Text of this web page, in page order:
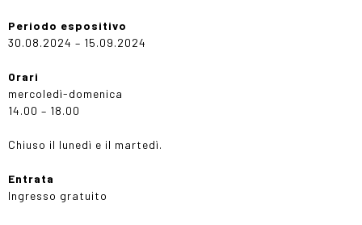
Periodo espositivo
30.08.2024 – 15.09.2024
Orari
mercoledì-domenica
14.00 – 18.00
Chiuso il lunedì e il martedì.
Entrata
Ingresso gratuito